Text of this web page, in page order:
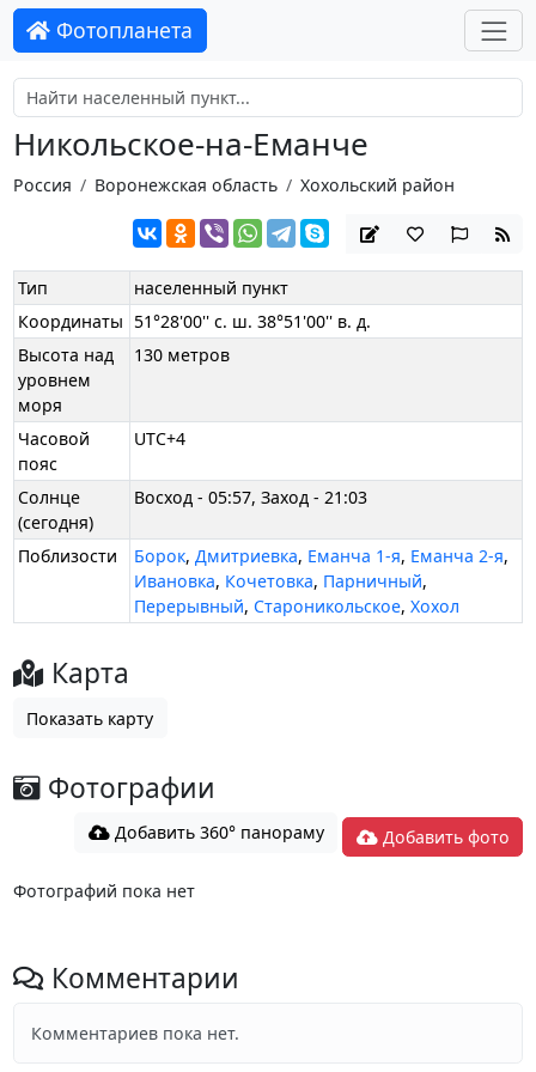
Фотопланета
Никольское-на-Еманче
Россия Воронежская область Хохольский район
Тип
населенный пункт
Координаты 51°28'00'' с. ш. 38°51'00'' в. д.
Высота над
уровнем
моря
130 метров
Часовой
пояс
UTC+4
Солнце
(сегодня)
Восход - 05:57, Заход - 21:03
Поблизости Борок,Дмитриевка, Еманча 1-я, Еманча 2-я,
Ивановка, Кочетовка, Парничный,
Перерывный, Староникольское,Хохол
Карта
Показать карту
Фотографии
Добавить 360° панораму Добавить фото
Фотографий пока нет
Комментарии
Комментариев пока нет.